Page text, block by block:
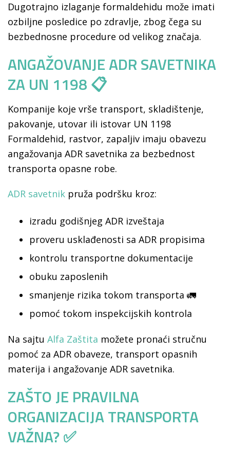
Dugotrajno izlaganje formaldehidu može imati
ozbiljne posledice po zdravlje, zbog čega su
bezbednosne procedure od velikog značaja.
ANGAŽOVANJE ADR SAVETNIKA
ZA UN 1198 📋
Kompanije koje vrše transport, skladištenje,
pakovanje, utovar ili istovar UN 1198
Formaldehid, rastvor, zapaljiv imaju obavezu
angažovanja ADR savetnika za bezbednost
transporta opasne robe.
ADR savetnik pruža podršku kroz:
izradu godišnjeg ADR izveštaja
proveru usklađenosti sa ADR propisima
kontrolu transportne dokumentacije
obuku zaposlenih
smanjenje rizika tokom transporta 🚛
pomoć tokom inspekcijskih kontrola
Na sajtu Alfa Zaštita možete pronaći stručnu
pomoć za ADR obaveze, transport opasnih
materija i angažovanje ADR savetnika.
ZAŠTO JE PRAVILNA
ORGANIZACIJA TRANSPORTA
VAŽNA? ✅